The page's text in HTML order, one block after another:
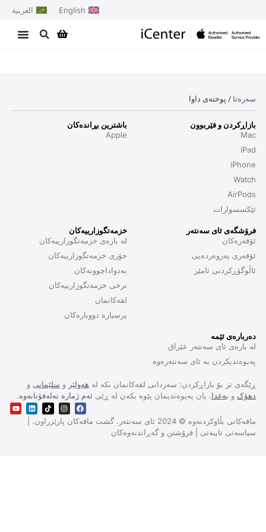
English العربية
سەرەتا / پوختەی داوا
بازاڕکردن و فێربوون
Mac
iPad
iPhone
Watch
AirPods
ئێکسسوارات
باشترین بڕاندەکان
Apple
فرۆشگەی ئای سەنتەر
ئۆفەرەکان
ئۆفەری پەروەردەیی
ئاڵوگۆڕکردنی ئامێر
خزمەتگوزارییەکان
لە بارەی خزمەتگوزارییەکان
جۆری خزمەتگوزارییەکان
بەدواداچوونەکان
نرخی خزمەتگوزارییەکان
لقەکانمان
پرسیارە دووبارەکان
دەربارەی ئێمە
لە بارەی ئای سەنتەر عێراق
پەیوەندیکردن بە ئای سەنتەرەوە
ڕێگەی تر بۆ بازاڕکردن: سەردانی لقەکانمان بکە لە هەولێر و سلێمانی و
دهۆک و بەغدا. یان پەیوەندیمان پێوە بکەن لە ڕێی ئەم ژمارە تەلەفۆنانەوە.
مافەکانی بڵاوکردنەوە © 2024 ئای سەنتەر. گشت مافەکان پارێزراون. |
سیاسەتی تایبەتی | فرۆشتن و گەڕاندنەوەکان